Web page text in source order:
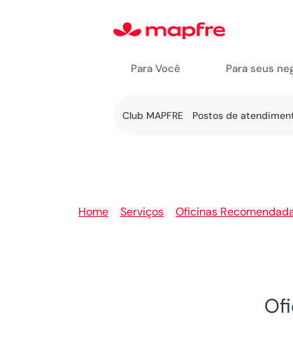
Para Você Para seus
Ir a
Club MAPFRE Postos de
Home Serviços Oficinas